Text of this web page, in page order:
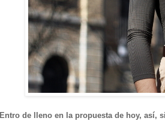
Entro de lleno en la propuesta de hoy, así,